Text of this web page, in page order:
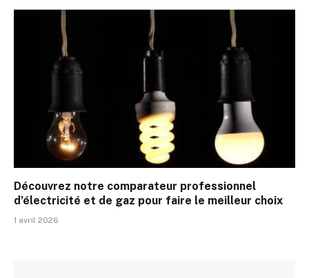
Découvrez notre comparateur professionnel
d’électricité et de gaz pour faire le meilleur choix
1 avril 2026